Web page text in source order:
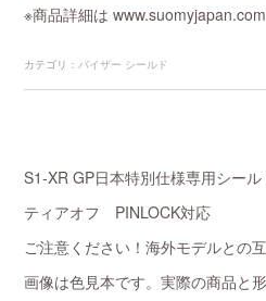
※商品詳細は
カテゴリ ：バイザー シールド
S1-XR GP日本特別仕様専用シー
ティアオフ PINLOCK対応
ご注意ください！海外モデルとの
画像は色見本です。実際の商品と